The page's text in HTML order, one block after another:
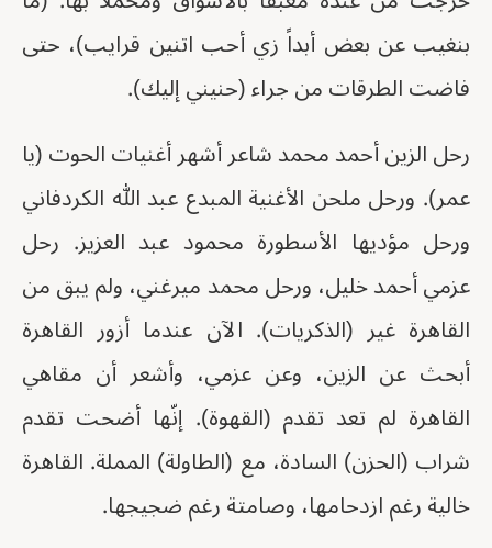
بنغيب عن بعض أبداً زي أحب اتنين قرايب)، حتى
فاضت الطرقات من جراء (حنيني إليك).
رحل الزين أحمد محمد شاعر أشهر أغنيات الحوت (يا
عمر). ورحل ملحن الأغنية المبدع عبد الله الكردفاني
ورحل مؤديها الأسطورة محمود عبد العزيز. رحل
عزمي أحمد خليل، ورحل محمد ميرغني، ولم يبق من
القاهرة غير (الذكريات). الآن عندما أزور القاهرة
أبحث عن الزين، وعن عزمي، وأشعر أن مقاهي
القاهرة لم تعد تقدم (القهوة). إنّها أضحت تقدم
شراب (الحزن) السادة، مع (الطاولة) المملة. القاهرة
خالية رغم ازدحامها، وصامتة رغم ضجيجها.